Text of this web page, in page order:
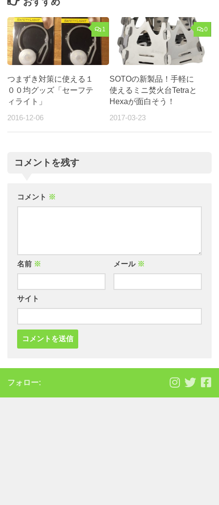
1
つまずき対策に使える１
００均グッズ「セーフテ
ィライト」
2016-12-06
0
SOTOの新製品！手軽に
使えるミニ焚火台Tetraと
Hexaが面白そう！
2017-03-23
コメントを残す
コメント ※
名前 ※ メール ※
サイト
フォロー: